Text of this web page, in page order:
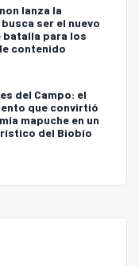
lanza la
ser el nuevo
para los
contenido
del Campo: el
que convirtió
mapuche en un
del Biobío